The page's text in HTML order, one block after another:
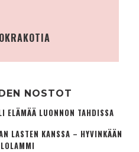
NOSTOT
ELÄMÄÄ LUONNON TAHDISSA
LASTEN KANSSA – HYVINKÄÄN